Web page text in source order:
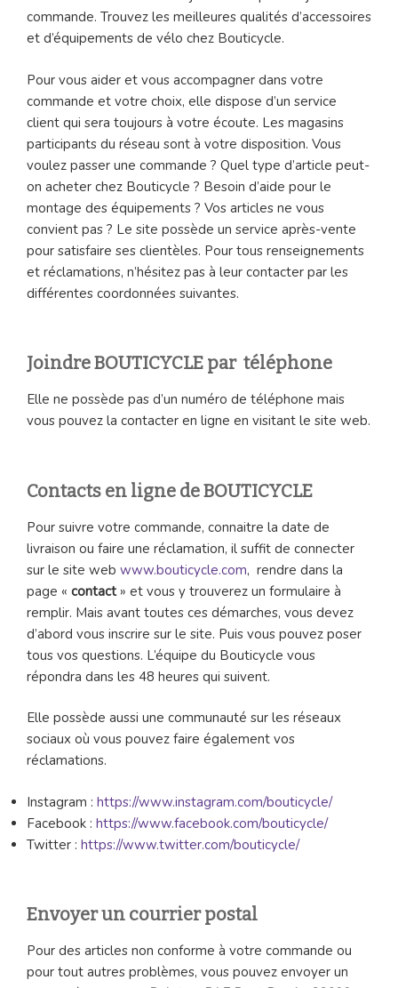
commande. Trouvez les meilleures qualités d’accessoires
et d’équipements de vélo chez Bouticycle.
Pour vous aider et vous accompagner dans votre
commande et votre choix, elle dispose d’un service
client qui sera toujours à votre écoute. Les magasins
participants du réseau sont à votre disposition. Vous
voulez passer une commande ? Quel type d’article peut-
on acheter chez Bouticycle ? Besoin d’aide pour le
montage des équipements ? Vos articles ne vous
convient pas ? Le site possède un service après-vente
pour satisfaire ses clientèles. Pour tous renseignements
et réclamations, n’hésitez pas à leur contacter par les
différentes coordonnées suivantes.
Joindre BOUTICYCLE par téléphone
Elle ne possède pas d’un numéro de téléphone mais
vous pouvez la contacter en ligne en visitant le site web.
Contacts en ligne de BOUTICYCLE
Pour suivre votre commande, connaitre la date de
livraison ou faire une réclamation, il suffit de connecter
sur le site web www.bouticycle.com, rendre dans la
page « contact » et vous y trouverez un formulaire à
remplir. Mais avant toutes ces démarches, vous devez
d’abord vous inscrire sur le site. Puis vous pouvez poser
tous vos questions. L’équipe du Bouticycle vous
répondra dans les 48 heures qui suivent.
Elle possède aussi une communauté sur les réseaux
sociaux où vous pouvez faire également vos
réclamations.
Instagram : https://www.instagram.com/bouticycle/
Facebook : https://www.facebook.com/bouticycle/
Twitter : https://www.twitter.com/bouticycle/
Envoyer un courrier postal
Pour des articles non conforme à votre commande ou
pour tout autres problèmes, vous pouvez envoyer un